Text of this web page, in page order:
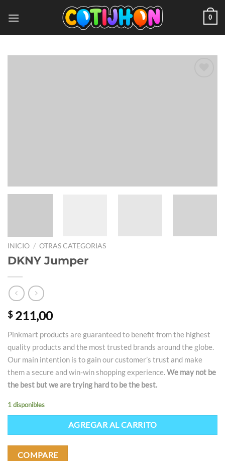
0
INICIO / OTRAS CATEGORIAS
DKNY Jumper
$211,00
Pinkmart products are guaranteed to benefit from the highest
quality products and the most trusted brands around the globe.
Our main intention is to gain our customer’s trust and make
them a secure and win-win shopping experience. We may not be
the best but we are trying hard to be the best.
1 disponibles
AGREGAR AL CARRITO
COMPARE